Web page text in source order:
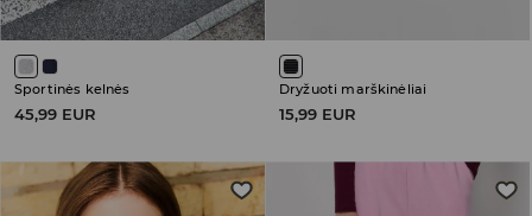
Sportinės kelnės
45,99 EUR
Dryžuoti marškinėliai
15,99 EUR